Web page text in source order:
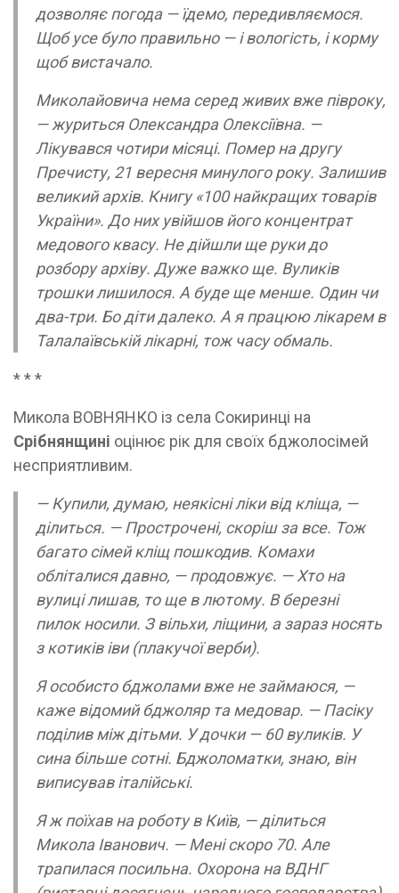
дозволяє погода — їдемо, передивляємося.
Щоб усе було правильно — і вологість, і корму
щоб вистачало.
Миколайовича нема серед живих вже півроку,
— журиться Олександра Олексіївна. —
Лікувався чотири місяці. Помер на другу
Пречисту, 21 вересня минулого року. Залишив
великий архів. Книгу «100 найкращих товарів
України». До них увійшов його концентрат
медового квасу. Не дійшли ще руки до
розбору архіву. Дуже важко ще. Вуликів
трошки лишилося. А буде ще менше. Один чи
два-три. Бо діти далеко. А я працюю лікарем в
Талалаївській лікарні, тож часу обмаль.
* * *
Микола ВОВНЯНКО із села Сокиринці на
Срібнянщині оцінює рік для своїх бджолосімей
несприятливим.
— Купили, думаю, неякісні ліки від кліща, —
ділиться. — Прострочені, скоріш за все. Тож
багато сімей кліщ пошкодив. Комахи
обліталися давно, — продовжує. — Хто на
вулиці лишав, то ще в лютому. В березні
пилок носили. З вільхи, ліщини, а зараз носять
з котиків іви (плакучої верби).
Я особисто бджолами вже не займаюся, —
каже відомий бджоляр та медовар. — Пасіку
поділив між дітьми. У дочки — 60 вуликів. У
сина більше сотні. Бджоломатки, знаю, він
виписував італійські.
Я ж поїхав на роботу в Київ, — ділиться
Микола Іванович. — Мені скоро 70. Але
трапилася посильна. Охорона на ВДНГ